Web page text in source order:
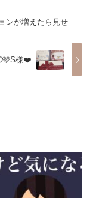
ンが増えたら見せ
様❤️